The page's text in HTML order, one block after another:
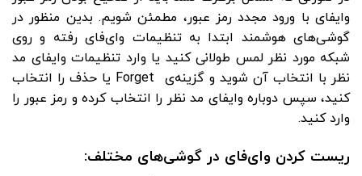
وای­فای با ورود مجدد رمز عبور، مطمئن شویم. بدین منظور در
گوشی‌های هوشمند ابتدا به تنظیمات وای‌فای رفته و روی
شبکه مورد نظر لمس طولانی کنید یا وارد تنظیمات وایفای مد
نظر با انتخاب آن شوید و گزینه‌ی Forget یا حذف را انتخاب
کنید، سپس دوباره وای­فای مد نظر را انتخاب کرده و رمز عبور را
وارد کنید.
ریست کردن وای‌فای در گوشی‌های مختلف: